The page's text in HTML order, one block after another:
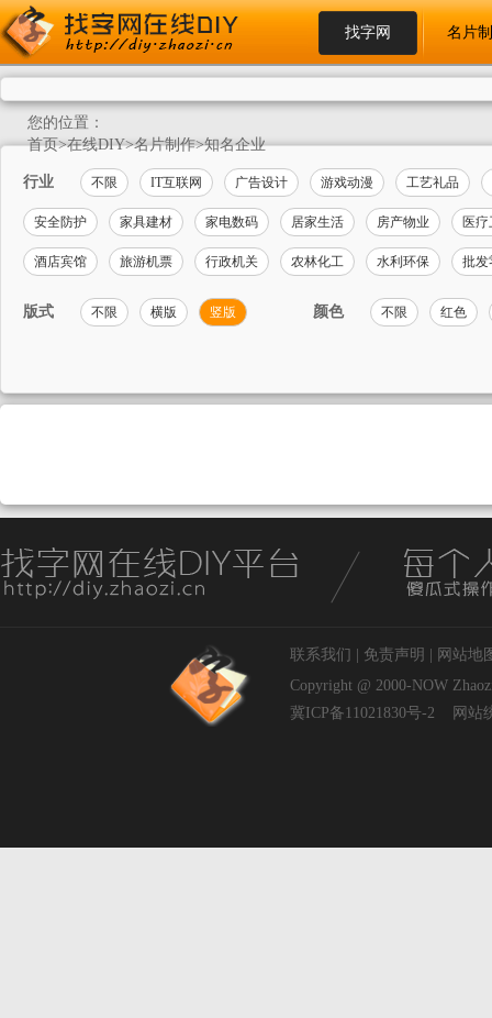
找字网 名片
您的位置：
首页>在线DIY>名片制作>知名企业
行业 不限 IT互联网 广告设计 游戏动漫 工艺礼品
安全防护 家具建材 家电数码 居家生活 房产物业 医
酒店宾馆 旅游机票 行政机关 农林化工 水利环保 批发
版式 不限 横版 竖版 颜色 不限 红色
联系我们 免责声明
网站地
Copyright @ 2000-NOW
冀ICP备11021830号-2
网站